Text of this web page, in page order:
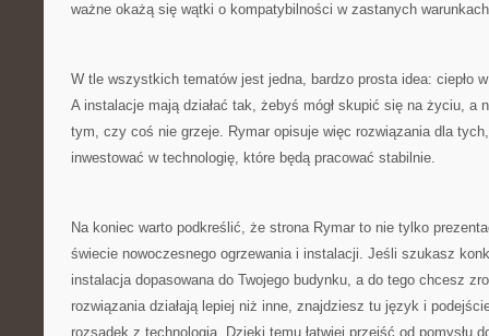
ważne okażą się wątki o kompatybilności w zastanych
W tle wszystkich tematów jest jedna, bardzo prosta idea: ciepło
A instalacje mają działać tak, żebyś mógł skupić się na życiu, a
tym, czy coś nie grzeje. Rymar opisuje więc rozwiązania dla
inwestować w technologię, które będą pracować stabilnie.
Na koniec warto podkreślić, że strona Rymar to nie tylko
świecie nowoczesnego ogrzewania i instalacji. Jeśli szukasz
instalacja dopasowana do Twojego budynku, a do tego chcesz
rozwiązania działają lepiej niż inne, znajdziesz tu język i
rozsądek z technologią. Dzięki temu łatwiej przejść od pomysłu